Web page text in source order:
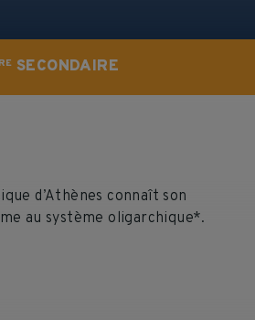
SECONDAIRE
d’Athènes connaît son
au système oligarchique*.